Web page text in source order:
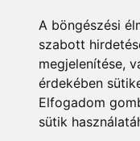
A böngészési
szabott
megjelenítése,
érdekében
Elfogadom
sütik